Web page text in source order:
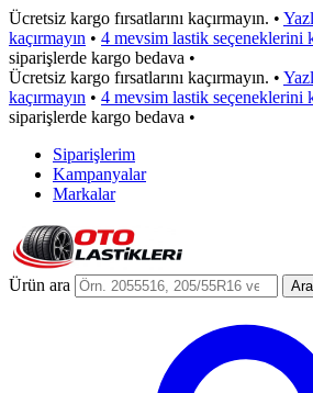
Ücretsiz kargo fırsatlarını kaçırmayın. •
kaçırmayın • 4 mevsim lastik seçeneklerini
siparişlerde kargo bedava •
Ücretsiz kargo fırsatlarını kaçırmayın. •
kaçırmayın • 4 mevsim lastik seçeneklerini
siparişlerde kargo bedava •
Siparişlerim
Kampanyalar
Markalar
Ürün ara Ara